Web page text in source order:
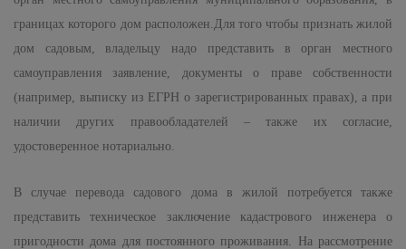
границах которого дом расположен.Для того чтобы признать жилой
дом садовым, владельцу надо представить в орган местного
самоуправления заявление, документы о праве собственности
(например, выписку из ЕГРН о зарегистрированных правах), а при
наличии других правообладателей – также их согласие,
удостоверенное нотариально.
В случае перевода садового дома в жилой потребуется также
представить техническое заключение кадастрового инженера о
пригодности дома для постоянного проживания. На рассмотрение